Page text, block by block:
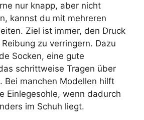
nur knapp, aber nicht
kannst du mit mehreren
Ziel ist immer, den Druck
zu verringern. Dazu
Socken, eine gute
schrittweise Tragen über
Bei manchen Modellen hilft
Einlegesohle, wenn dadurch
im Schuh liegt.